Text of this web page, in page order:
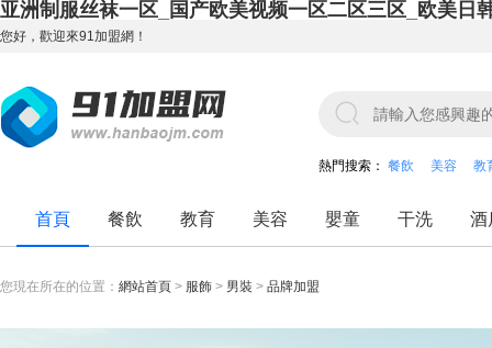
亚洲制服丝袜一区_国产欧美视频一区二区三区_欧美日
您好，歡迎來91加盟網！
熱門搜索： 餐飲 美容 教
首頁 餐飲 教育 美容 嬰童 干洗 酒
您現在所在的位置： 網站首頁 > 服飾 > 男裝 > 品牌加盟